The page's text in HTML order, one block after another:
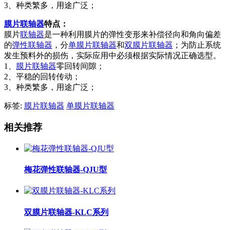
3、种类繁多，用途广泛；
膜片联轴器特点：
膜片联轴器是一种利用膜片的弹性变形来补偿径向和角向偏差
的弹性联轴器 ，分单膜片联轴器和双膜片联轴器 ；为防止系统
发生预料外的损伤，实际应用中必须根据实际情况正确选型。
1、 膜片联轴器零回转间隙；
2、平稳的回转传动；
3、种类繁多，用途广泛；
标签: 膜片联轴器 单膜片联轴器
相关推荐
梅花弹性联轴器-QJU型
双膜片联轴器-KLC系列